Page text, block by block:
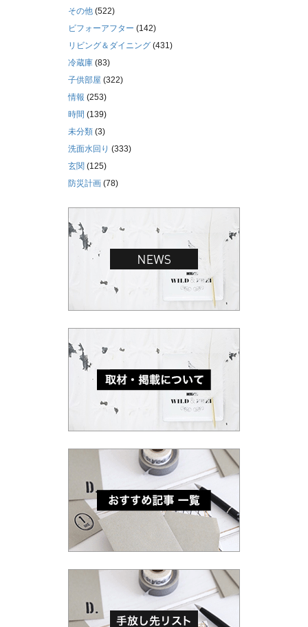
その他 (522)
ビフォーアフター (142)
リビング＆ダイニング (431)
冷蔵庫 (83)
子供部屋 (322)
情報 (253)
時間 (139)
未分類 (3)
洗面水回り (333)
玄関 (125)
防災計画 (78)